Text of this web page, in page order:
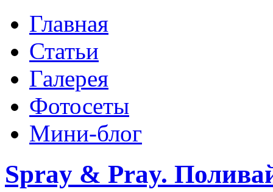
Главная
Статьи
Галерея
Фотосеты
Мини-блог
Spray & Pray.